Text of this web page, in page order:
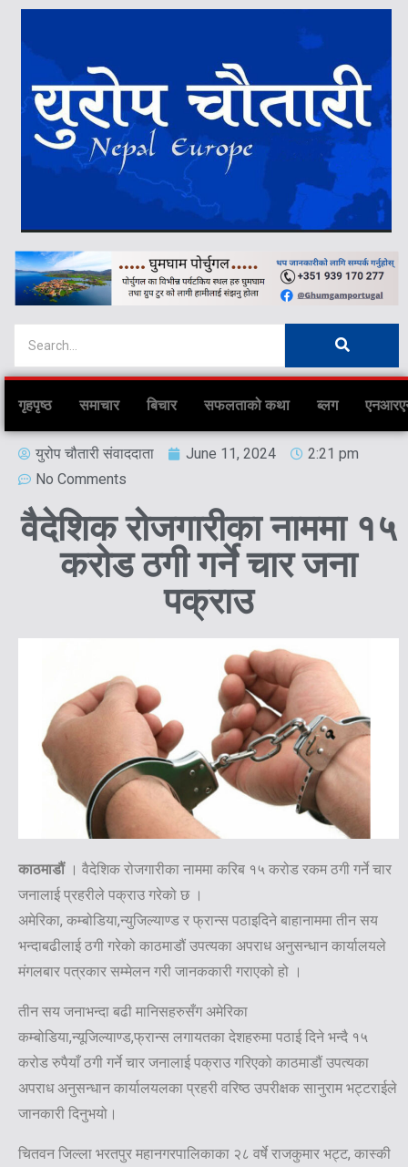
गृहपृष्ठ समाचार बिचार सफलताको कथा ब्लग
युरोप चौतारी संवाददाता June 11, 2024
2:21 pm
No Comments
वैदेशिक रोजगारीका नाममा १५
करोड ठगी गर्ने चार जना
पक्राउ
काठमाडौं। वैदेशिक रोजगारीका नाममा करिब १५ करोड रकम ठगी गर्ने चार
जनालाई प्रहरीले पक्राउ गरेको छ ।
अमेरिका, कम्बोडिया,न्युजिल्याण्ड र फ्रान्स पठाइदिने बाहानाममा तीन सय
भन्दाबढीलाई ठगी गरेको काठमाडौं उपत्यका अपराध अनुसन्धान कार्यालयले
मंगलबार पत्रकार सम्मेलन गरी जानककारी गराएको हो ।
तीन सय जनाभन्दा बढी मानिसहरुसँग अमेरिका
कम्बोडिया,न्यूजिल्याण्ड,फ्रान्स लगायतका देशहरुमा पठाई दिने भन्दै १५
करोड रुपैयाँ ठगी गर्ने चार जनालाई पक्राउ गरिएको काठमाडौं उपत्यका
अपराध अनुसन्धान कार्यालयलका प्रहरी वरिष्ठ उपरीक्षक सानुराम भट्टराईले
जानकारी दिनुभयो।
चितवन जिल्ला भरतपुर महानगरपालिकाका २८ वर्षे राजकुमार भट्ट, कास्की